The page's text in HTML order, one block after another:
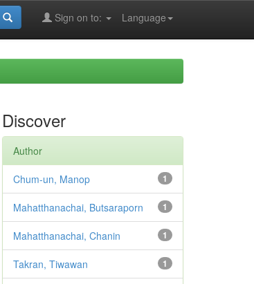
Language
Sign on to:
Discover
Author
1
Chum-un, Manop
1
Mahatthanachai, Butsaraporn
1
Mahatthanachai, Chanin
1
Takran, Tiwawan